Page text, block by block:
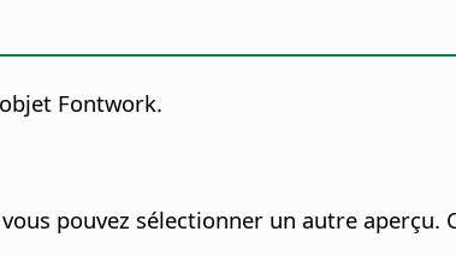
Fontwork.
pouvez sélectionner un autre aperçu.